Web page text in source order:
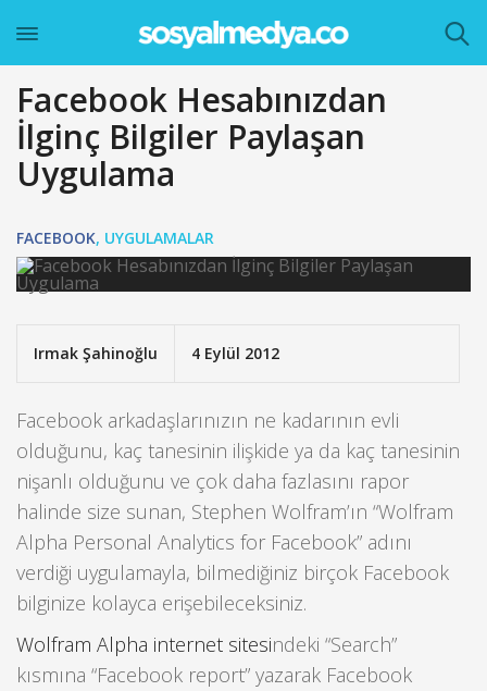
Facebook Hesabınızdan
İlginç Bilgiler Paylaşan
Uygulama
FACEBOOK, UYGULAMALAR
Irmak Şahinoğlu 4 Eylül 2012
Facebook arkadaşlarınızın ne kadarının evli
olduğunu, kaç tanesinin ilişkide ya da kaç tanesinin
nişanlı olduğunu ve çok daha fazlasını rapor
halinde size sunan, Stephen Wolfram’ın “Wolfram
Alpha Personal Analytics for Facebook” adını
verdiği uygulamayla, bilmediğiniz birçok Facebook
bilginize kolayca erişebileceksiniz.
Wolfram Alpha internet sitesindeki “Search”
kısmına “Facebook report” yazarak Facebook